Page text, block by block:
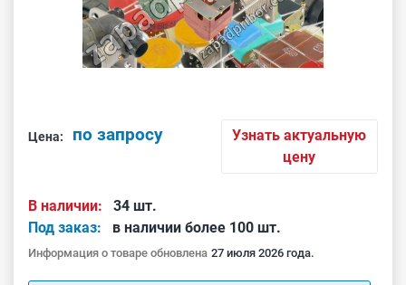
Цена: по запросу
Узнать актуальную
цену
В наличии:
34 шт.
Под заказ:
в наличии более 100 шт.
Информация о товаре обновлена 27 июля 2026 года.